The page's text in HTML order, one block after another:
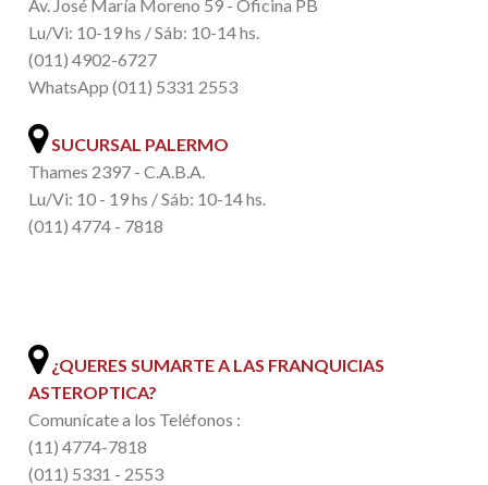
Av. José María Moreno 59 - Oficina PB
Lu/Vi: 10-19 hs / Sáb: 10-14 hs.
(011) 4902-6727
WhatsApp (011) 5331 2553
SUCURSAL PALERMO
Thames 2397 - C.A.B.A.
Lu/Vi: 10 - 19 hs / Sáb: 10-14 hs.
(011) 4774 - 7818
¿QUERES SUMARTE A LAS FRANQUICIAS
ASTEROPTICA?
Comunícate a los Teléfonos :
(11) 4774-7818
(011) 5331 - 2553